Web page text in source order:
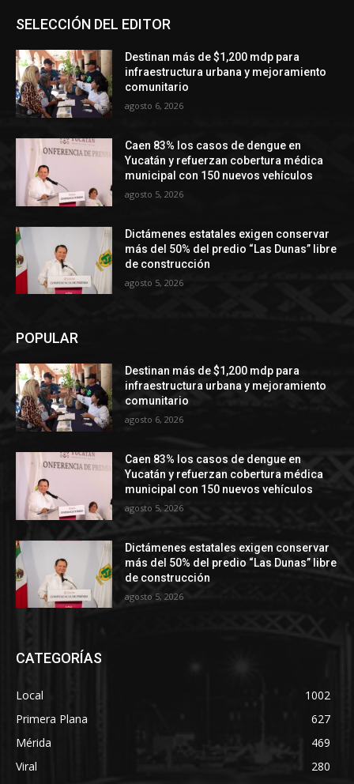
SELECCIÓN DEL EDITOR
Destinan más de $1,200 mdp para
infraestructura urbana y mejoramiento
comunitario
agosto 6, 2026
Caen 83% los casos de dengue en
Yucatán y refuerzan cobertura médica
municipal con 150 nuevos vehículos
agosto 5, 2026
Dictámenes estatales exigen conservar
más del 50% del predio “Las Dunas” libre
de construcción
agosto 5, 2026
POPULAR
Destinan más de $1,200 mdp para
infraestructura urbana y mejoramiento
comunitario
agosto 6, 2026
Caen 83% los casos de dengue en
Yucatán y refuerzan cobertura médica
municipal con 150 nuevos vehículos
agosto 5, 2026
Dictámenes estatales exigen conservar
más del 50% del predio “Las Dunas” libre
de construcción
agosto 5, 2026
CATEGORÍAS
Local
1002
Primera Plana
627
Mérida
469
Viral
280